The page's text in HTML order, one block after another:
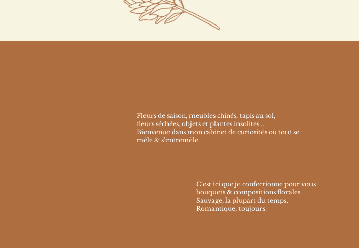
Fleurs de saison, meubles chinés, tapis au sol,
fleurs séchées, objets et plantes insolites...
Bienvenue dans mon cabinet de curiosités où tout se
mêle & s'entremêle.
C'est ici que je confectionne pour vous
bouquets & compositions florales.
Sauvage, la plupart du temps.
Romantique, toujours.